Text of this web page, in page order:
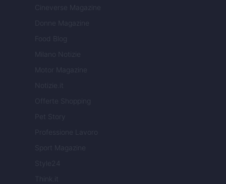
Cineverse Magazine
Donne Magazine
Food Blog
Milano Notizie
Motor Magazine
Notizie.it
Offerte Shopping
Pet Story
Professione Lavoro
Sport Magazine
Style24
Think.it